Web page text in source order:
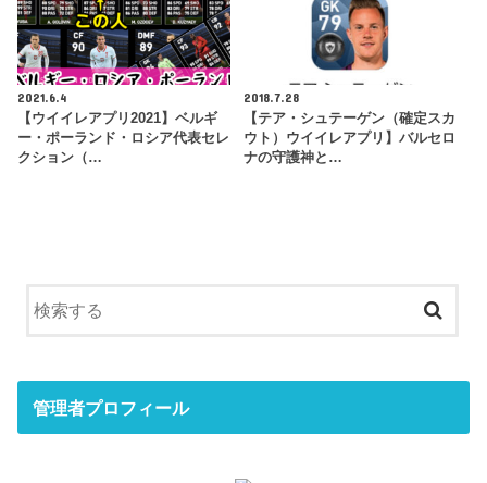
2021.6.4
【ウイイレアプリ2021】ベルギ
ー・ポーランド・ロシア代表セレ
クション（…
2018.7.28
【テア・シュテーゲン（確定スカ
ウト）ウイイレアプリ】バルセロ
ナの守護神と…
管理者プロフィール